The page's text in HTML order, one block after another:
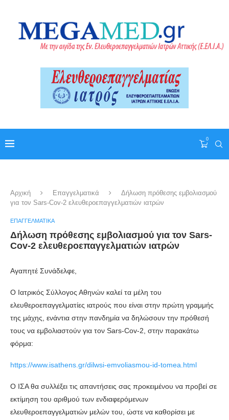
0
Αρχική Επαγγελματικά
Δήλωση πρόθεσης εμβολιασμού
για τον Sars-Cov-2 ελευθεροεπαγγελματιών ιατρών
ΕΠΑΓΓΕΛΜΑΤΙΚΆ
Δήλωση πρόθεσης εμβολιασμού για τον Sars-
Cov-2 ελευθεροεπαγγελματιών ιατρών
Αγαπητέ Συνάδελφε,
Ο Ιατρικός Σύλλογος Αθηνών καλεί τα μέλη του
ελευθεροεπαγγελματίες ιατρούς που είναι στην πρώτη γραμμής
της μάχης, ενάντια στην πανδημία να δηλώσουν την πρόθεσή
τους να εμβολιαστούν για τον Sars-Cov-2, στην παρακάτω
φόρμα:
https://www.isathens.gr/dilwsi-emvoliasmou-id-tomea.html
Ο ΙΣΑ θα συλλέξει τις απαντήσεις σας προκειμένου να προβεί σε
εκτίμηση του αριθμού των ενδιαφερόμενων
ελευθεροεπαγγελματιών μελών του, ώστε να καθορίσει με